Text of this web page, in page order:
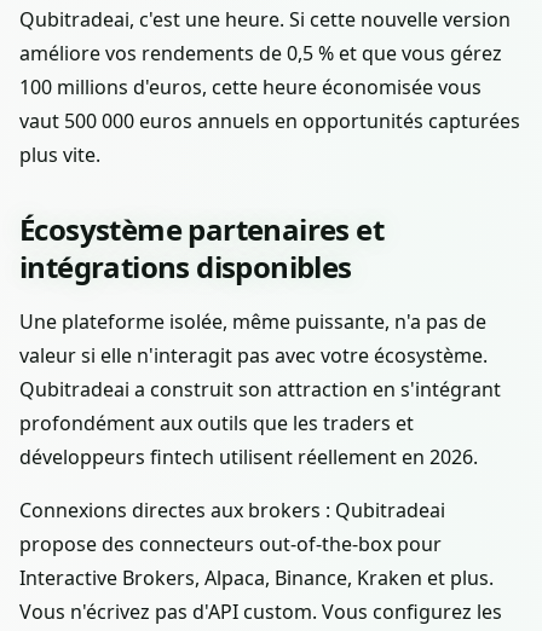
Qubitradeai, c'est une heure. Si cette nouvelle version
améliore vos rendements de 0,5 % et que vous gérez
100 millions d'euros, cette heure économisée vous
vaut 500 000 euros annuels en opportunités capturées
plus vite.
Écosystème partenaires et
intégrations disponibles
Une plateforme isolée, même puissante, n'a pas de
valeur si elle n'interagit pas avec votre écosystème.
Qubitradeai a construit son attraction en s'intégrant
profondément aux outils que les traders et
développeurs fintech utilisent réellement en 2026.
Connexions directes aux brokers : Qubitradeai
propose des connecteurs out-of-the-box pour
Interactive Brokers, Alpaca, Binance, Kraken et plus.
Vous n'écrivez pas d'API custom. Vous configurez les